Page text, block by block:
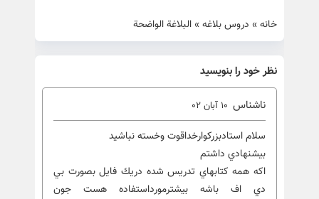
خانه» دروس بلاغه» البلاغة الواضحة
نظر خود را بنویسید
ناشناس 10 آبان 02
سلام استادبزركوارخداقوت وخسته نباشيد
بيشنهادي داشتم
اكه همه كتابهاي تدريس شده دريك فايل بصورت بي
دي اف باشه بيشترمورداستفاده هست جون